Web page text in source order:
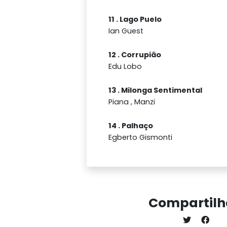
11 . Lago Puelo
Ian Guest
12 . Corrupião
Edu Lobo
13 . Milonga Sentimental
Piana , Manzi
14 . Palhaço
Egberto Gismonti